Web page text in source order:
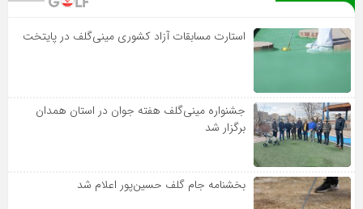
استارت مسابقات آزاد کشوری مینی‌گلف در پایتخت
جشنواره مینی‌گلف هفته جوان در استان همدان
برگزار شد
بخشنامه جام گلف حسین‌پور اعلام شد